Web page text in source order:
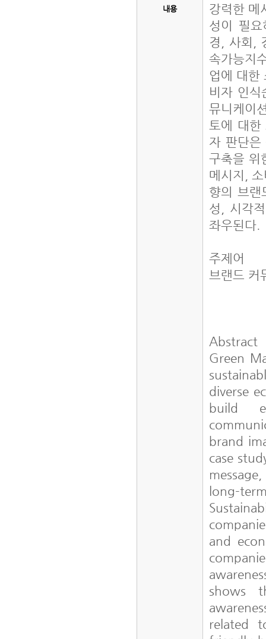
내용
강력한 메
성이 필
경, 사회,
속가능지
업에 대한
비자 인
뮤니케이
토에 대한
자 판단은
구축을 위
메시지,
향의 브랜
성, 시각
좌우된다.
주제어
브랜드 커
Abstract
Green
diverse
build
brand
case
long-
and
shows
related